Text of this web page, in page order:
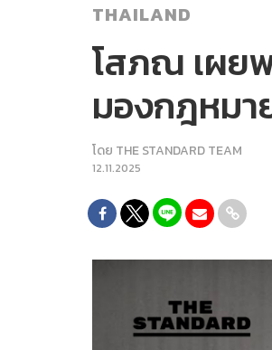
THAILAND
โสภณ เผย
มองกฎหมา
โดย THE STANDARD TEAM
12.11.2025